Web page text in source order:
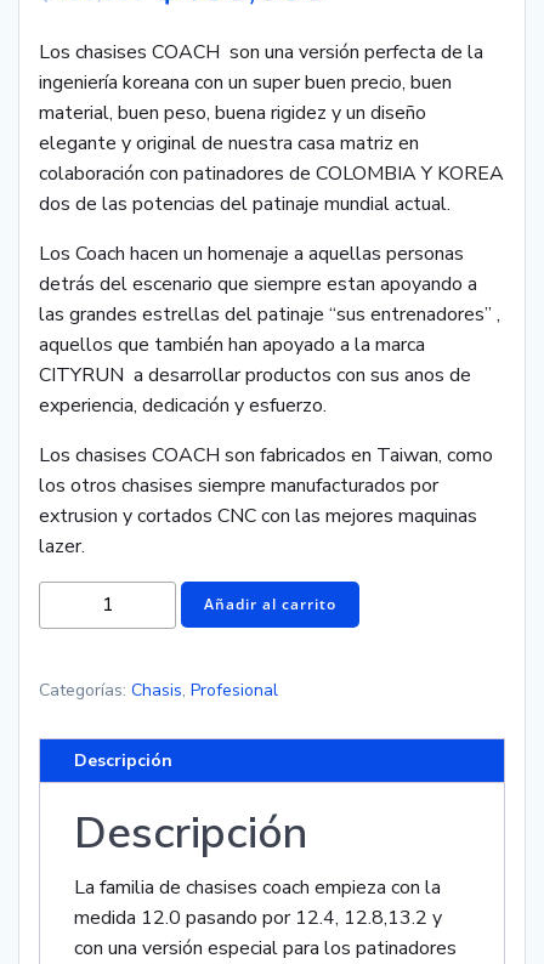
Los chasises COACH son una versión perfecta de la
ingeniería koreana con un super buen precio, buen
material, buen peso, buena rigidez y un diseño
elegante y original de nuestra casa matriz en
colaboración con patinadores de COLOMBIA Y KOREA
dos de las potencias del patinaje mundial actual.
Los Coach hacen un homenaje a aquellas personas
detrás del escenario que siempre estan apoyando a
las grandes estrellas del patinaje “sus entrenadores” ,
aquellos que también han apoyado a la marca
CITYRUN a desarrollar productos con sus anos de
experiencia, dedicación y esfuerzo.
Los chasises COACH son fabricados en Taiwan, como
los otros chasises siempre manufacturados por
extrusion y cortados CNC con las mejores maquinas
lazer.
Añadir al carrito
Categorías: Chasis, Profesional
Descripción
Descripción
La familia de chasises coach empieza con la
medida 12.0 pasando por 12.4, 12.8,13.2 y
con una versión especial para los patinadores